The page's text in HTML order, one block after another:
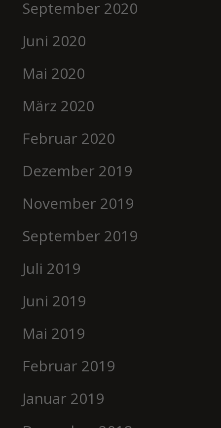
September 2020
Juni 2020
Mai 2020
März 2020
Februar 2020
Dezember 2019
November 2019
September 2019
Juli 2019
Juni 2019
Mai 2019
Februar 2019
Januar 2019